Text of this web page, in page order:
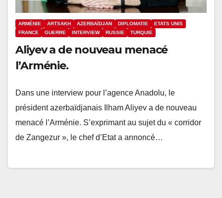
ARMÉNIE ARTSAKH AZERBAÏDJAN DIPLOMATIE
ETATS UNIS
FRANCE
GUERRE INTERVIEW RUSSIE TURQUIE
Aliyev a de nouveau menacé
l’Arménie.
Dans une interview pour l’agence Anadolu, le
président azerbaïdjanais Ilham Aliyev a de nouveau
menacé l’Arménie. S’exprimant au sujet du « corridor
de Zangezur », le chef d’Etat a annoncé…